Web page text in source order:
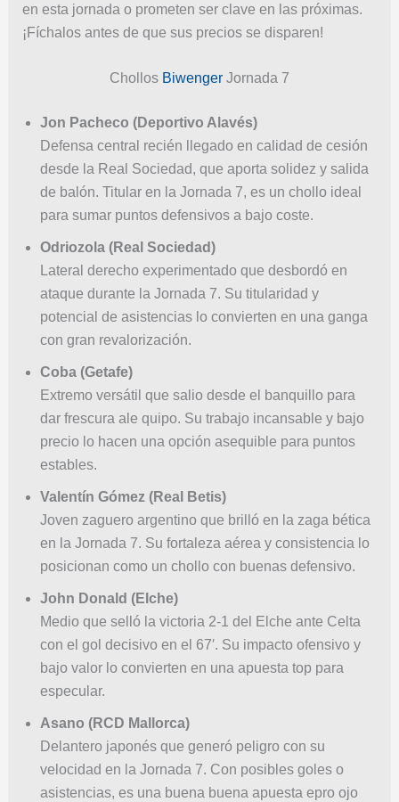
en esta jornada o prometen ser clave en las próximas.
¡Fíchalos antes de que sus precios se disparen!
Chollos Biwenger Jornada 7
Jon Pacheco (Deportivo Alavés)
Defensa central recién llegado en calidad de cesión
desde la Real Sociedad, que aporta solidez y salida
de balón. Titular en la Jornada 7, es un chollo ideal
para sumar puntos defensivos a bajo coste.
Odriozola (Real Sociedad)
Lateral derecho experimentado que desbordó en
ataque durante la Jornada 7. Su titularidad y
potencial de asistencias lo convierten en una ganga
con gran revalorización.
Coba (Getafe)
Extremo versátil que salio desde el banquillo para
dar frescura ale quipo. Su trabajo incansable y bajo
precio lo hacen una opción asequible para puntos
estables.
Valentín Gómez (Real Betis)
Joven zaguero argentino que brilló en la zaga bética
en la Jornada 7. Su fortaleza aérea y consistencia lo
posicionan como un chollo con buenas defensivo.
John Donald (Elche)
Medio que selló la victoria 2-1 del Elche ante Celta
con el gol decisivo en el 67′. Su impacto ofensivo y
bajo valor lo convierten en una apuesta top para
especular.
Asano (RCD Mallorca)
Delantero japonés que generó peligro con su
velocidad en la Jornada 7. Con posibles goles o
asistencias, es una buena buena apuesta epro ojo